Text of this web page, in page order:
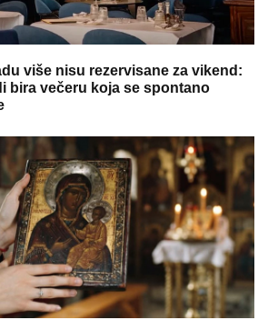
više nisu rezervisane za vikend:
bira večeru koja se spontano